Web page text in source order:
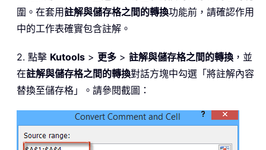
圍。在套用註解與儲存格之間的轉換功能前，請確認作用
中的工作表確實包含註解。
2. 點擊 Kutools > 更多 > 註解與儲存格之間的轉換 ，並
在註解與儲存格之間的轉換對話方塊中勾選「將註解內容
替換至儲存格」。請參閱截圖：